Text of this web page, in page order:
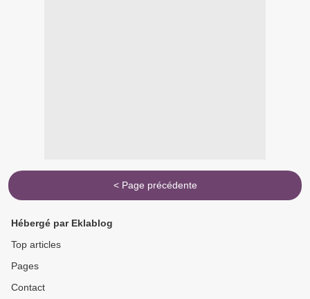
< Page précédente
Hébergé par Eklablog
Top articles
Pages
Contact